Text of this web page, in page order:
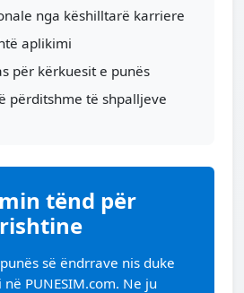
nga këshilltarë karriere
aplikimi
për kërkuesit e punës
përditshme të shpalljeve
tënd për
së ëndrrave nis duke
PUNESIM.com. Ne ju